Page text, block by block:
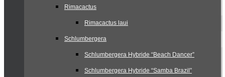
Rimacactus
Rimacactus laui
Schlumbergera
Schlumbergera Hybride “Beach Dancer”
Schlumbergera Hybride “Samba Brazil”